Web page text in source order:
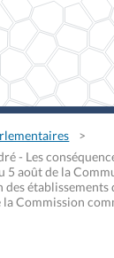
- Les
5 août de la
établissements
Commission